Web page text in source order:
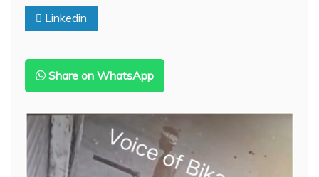
ध्वस्त,भारी
पुलिस
Linkedin
Share on WhatsApp